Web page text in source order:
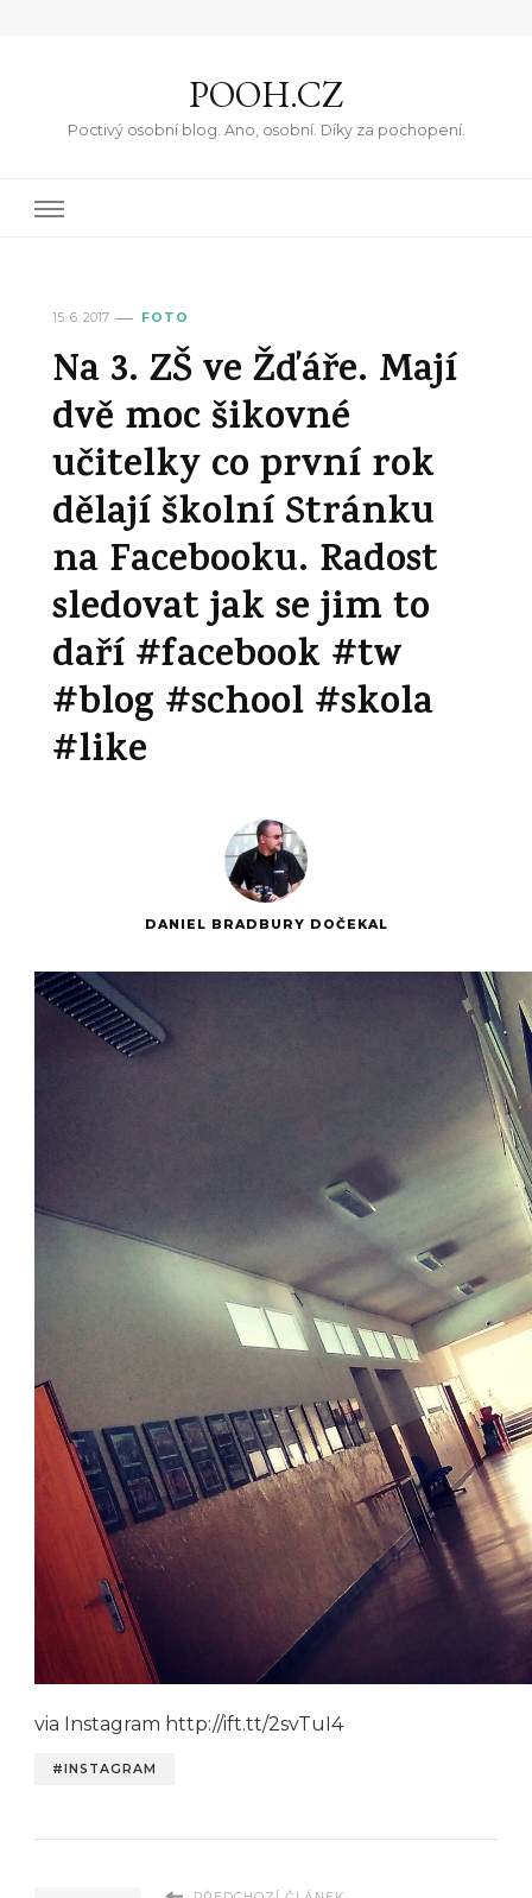
POOH.CZ
Poctivý osobní blog. Ano, osobní. Díky za pochopení.
15. 6. 2017 FOTO
Na 3. ZŠ ve Žďáře. Mají
dvě moc šikovné
učitelky co první rok
dělají školní Stránku
na Facebooku. Radost
sledovat jak se jim to
daří #facebook #tw
#blog #school #skola
#like
DANIEL BRADBURY DOČEKAL
via Instagram http://ift.tt/2svTuI4
#INSTAGRAM